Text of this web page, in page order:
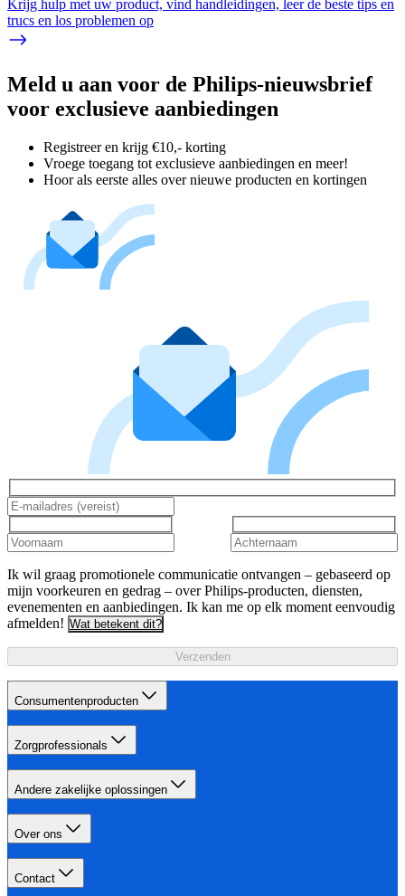
Krijg hulp met uw product, vind handleidingen, leer de beste tips en
trucs en los problemen op
Meld u aan voor de Philips-nieuwsbrief
voor exclusieve aanbiedingen
Registreer en krijg €10,- korting
Vroege toegang tot exclusieve aanbiedingen en meer!
Hoor als eerste alles over nieuwe producten en kortingen
Ik wil graag promotionele communicatie ontvangen – gebaseerd op
mijn voorkeuren en gedrag – over Philips-producten, diensten,
evenementen en aanbiedingen. Ik kan me op elk moment eenvoudig
afmelden! Wat betekent dit?
Verzenden
Consumentenproducten
Zorgprofessionals
Andere zakelijke oplossingen
Over ons
Contact